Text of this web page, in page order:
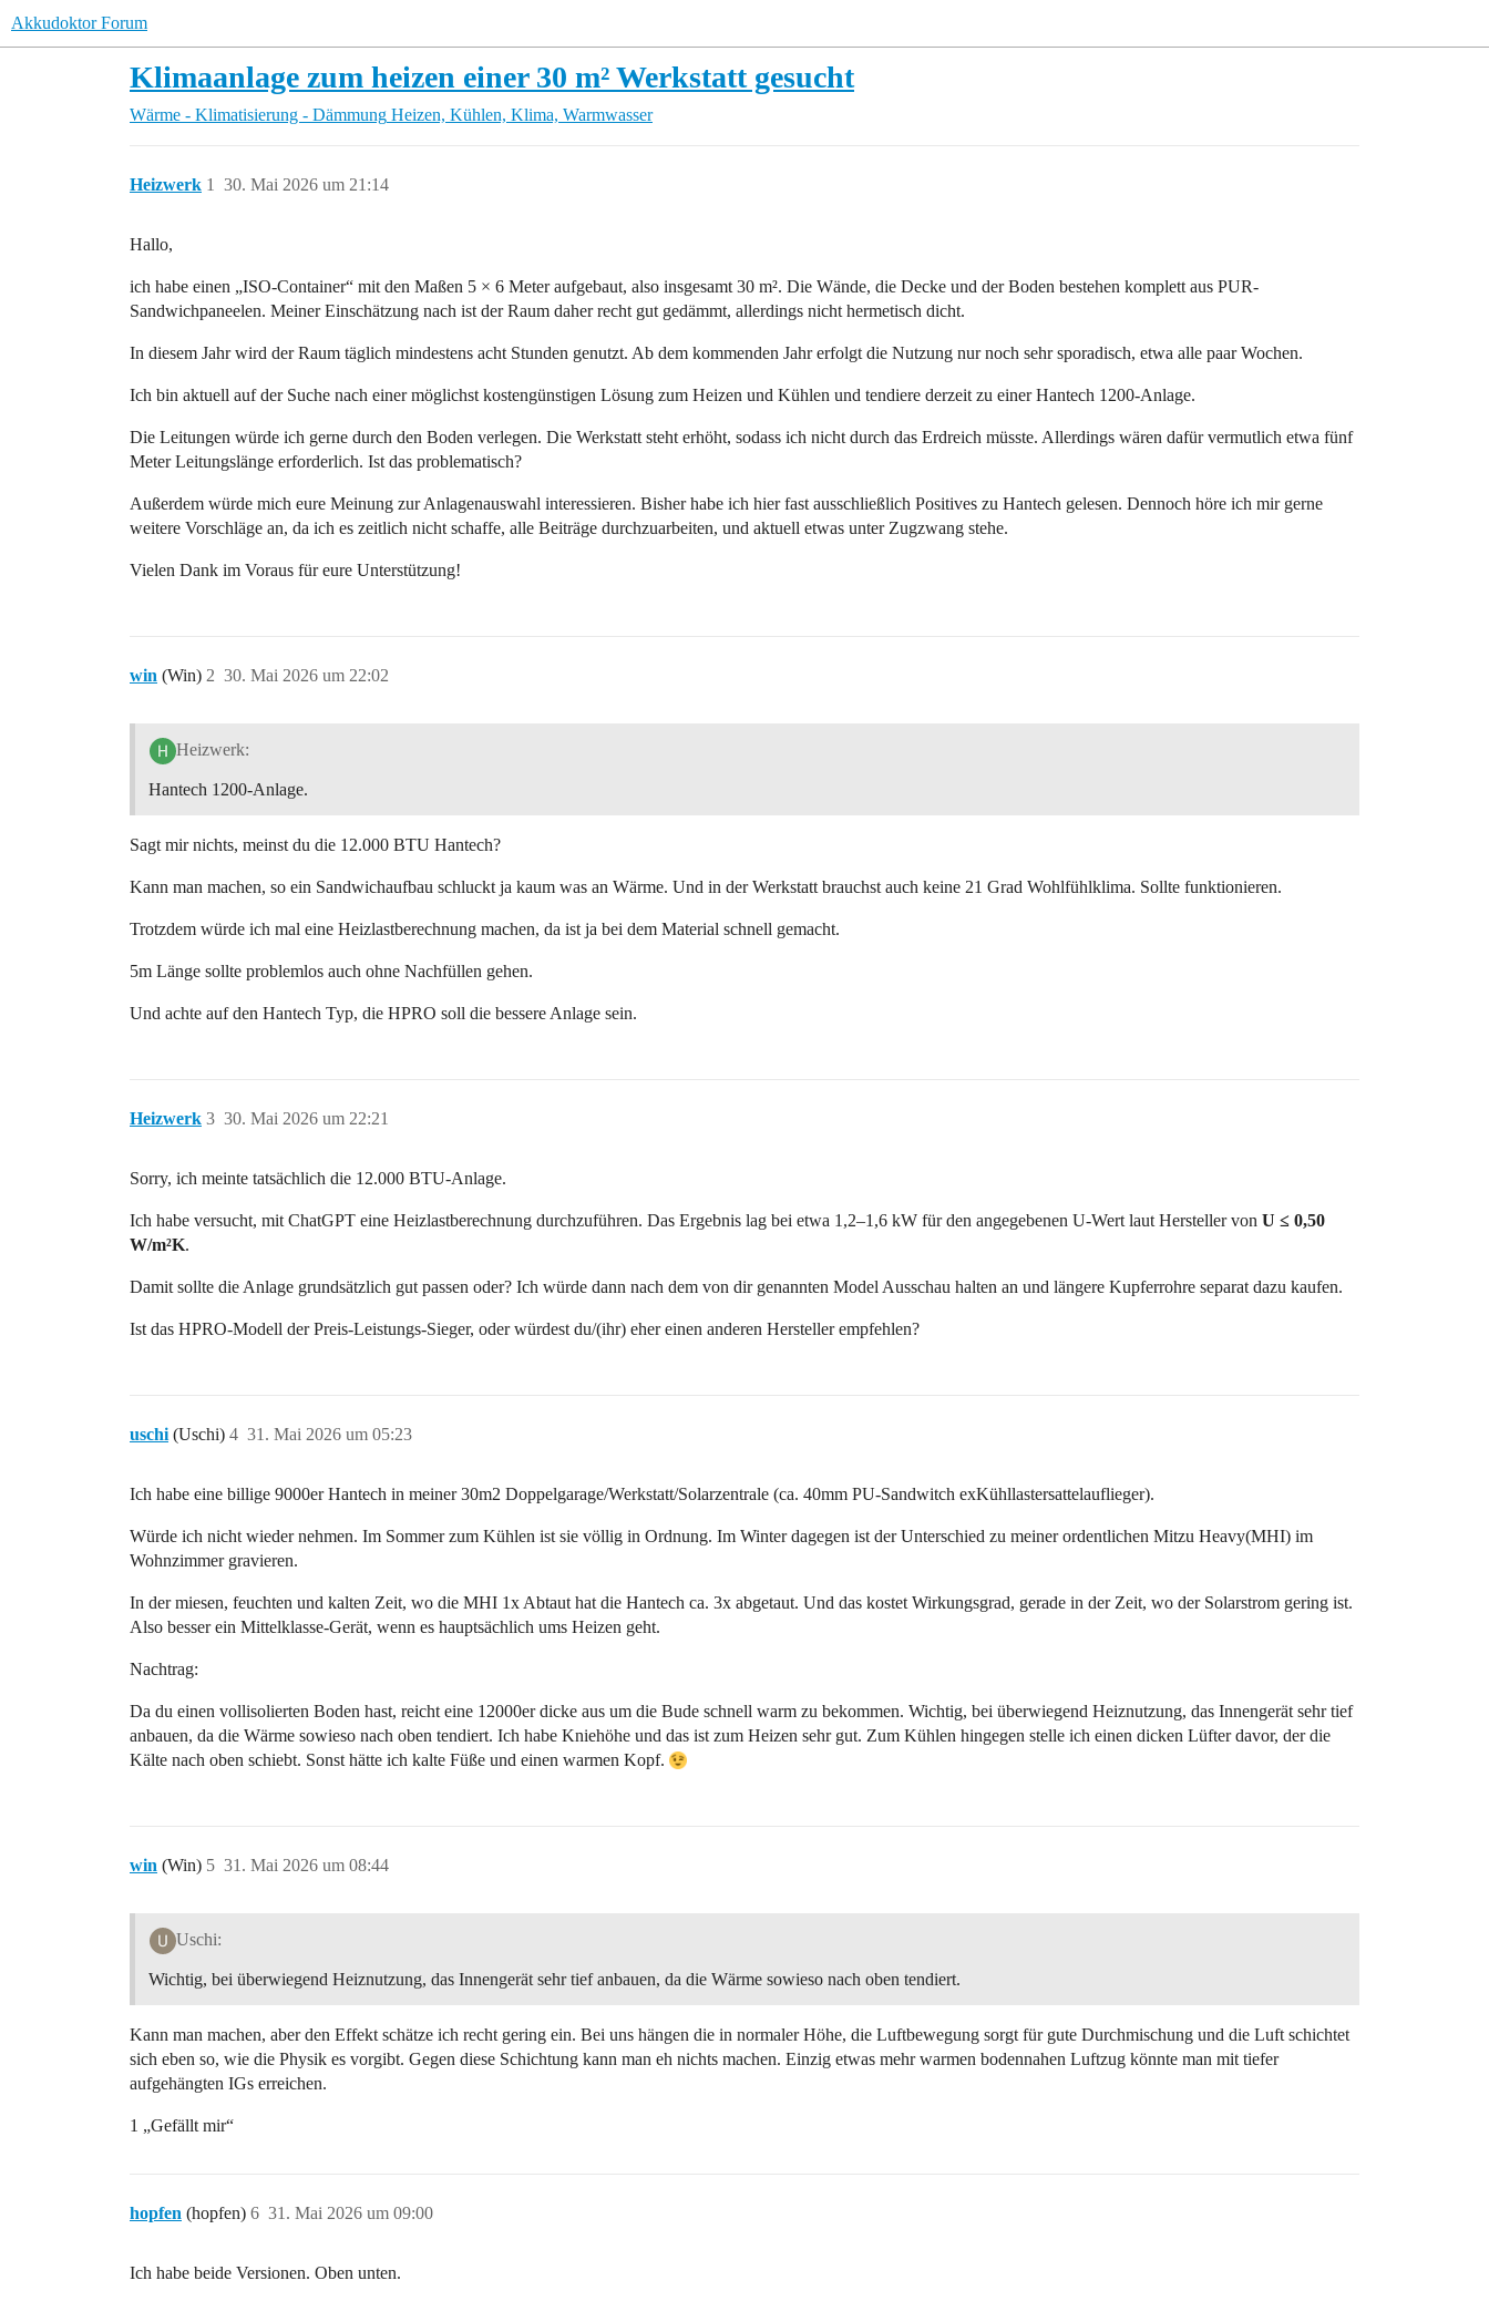
Akkudoktor Forum
Klimaanlage zum heizen einer 30 m² Werkstatt gesucht
Wärme - Klimatisierung - Dämmung Heizen, Kühlen, Klima, Warmwasser
Heizwerk 30. Mai 2026 um 21:14
1
Hallo,
ich habe einen „ISO-Container“ mit den Maßen 5 × 6 Meter aufgebaut, also insgesamt 30 m². Die Wände, die Decke und der Boden bestehen komplett aus PUR-
Sandwichpaneelen. Meiner Einschätzung nach ist der Raum daher recht gut gedämmt, allerdings nicht hermetisch dicht.
In diesem Jahr wird der Raum täglich mindestens acht Stunden genutzt. Ab dem kommenden Jahr erfolgt die Nutzung nur noch sehr sporadisch, etwa alle paar Wochen.
Ich bin aktuell auf der Suche nach einer möglichst kostengünstigen Lösung zum Heizen und Kühlen und tendiere derzeit zu einer Hantech 1200-Anlage.
Die Leitungen würde ich gerne durch den Boden verlegen. Die Werkstatt steht erhöht, sodass ich nicht durch das Erdreich müsste. Allerdings wären dafür vermutlich etwa fünf
Meter Leitungslänge erforderlich. Ist das problematisch?
Außerdem würde mich eure Meinung zur Anlagenauswahl interessieren. Bisher habe ich hier fast ausschließlich Positives zu Hantech gelesen. Dennoch höre ich mir gerne
weitere Vorschläge an, da ich es zeitlich nicht schaffe, alle Beiträge durchzuarbeiten, und aktuell etwas unter Zugzwang stehe.
Vielen Dank im Voraus für eure Unterstützung!
win (Win) 30. Mai 2026 um 22:02
2
Heizwerk:
Hantech 1200-Anlage.
Sagt mir nichts, meinst du die 12.000 BTU Hantech?
Kann man machen, so ein Sandwichaufbau schluckt ja kaum was an Wärme. Und in der Werkstatt brauchst auch keine 21 Grad Wohlfühlklima. Sollte funktionieren.
Trotzdem würde ich mal eine Heizlastberechnung machen, da ist ja bei dem Material schnell gemacht.
5m Länge sollte problemlos auch ohne Nachfüllen gehen.
Und achte auf den Hantech Typ, die HPRO soll die bessere Anlage sein.
Heizwerk 30. Mai 2026 um 22:21
3
Sorry, ich meinte tatsächlich die 12.000 BTU-Anlage.
Ich habe versucht, mit ChatGPT eine Heizlastberechnung durchzuführen. Das Ergebnis lag bei etwa 1,2–1,6 kW für den angegebenen U-Wert laut Hersteller von U ≤ 0,50
W/m²K.
Damit sollte die Anlage grundsätzlich gut passen oder? Ich würde dann nach dem von dir genannten Model Ausschau halten an und längere Kupferrohre separat dazu kaufen.
Ist das HPRO-Modell der Preis-Leistungs-Sieger, oder würdest du/(ihr) eher einen anderen Hersteller empfehlen?
uschi (Uschi) 31. Mai 2026 um 05:23
4
Ich habe eine billige 9000er Hantech in meiner 30m2 Doppelgarage/Werkstatt/Solarzentrale (ca. 40mm PU-Sandwitch exKühllastersattelauflieger).
Würde ich nicht wieder nehmen. Im Sommer zum Kühlen ist sie völlig in Ordnung. Im Winter dagegen ist der Unterschied zu meiner ordentlichen Mitzu Heavy(MHI) im
Wohnzimmer gravieren.
In der miesen, feuchten und kalten Zeit, wo die MHI 1x Abtaut hat die Hantech ca. 3x abgetaut. Und das kostet Wirkungsgrad, gerade in der Zeit, wo der Solarstrom gering ist.
Also besser ein Mittelklasse-Gerät, wenn es hauptsächlich ums Heizen geht.
Nachtrag:
Da du einen vollisolierten Boden hast, reicht eine 12000er dicke aus um die Bude schnell warm zu bekommen. Wichtig, bei überwiegend Heiznutzung, das Innengerät sehr tief
anbauen, da die Wärme sowieso nach oben tendiert. Ich habe Kniehöhe und das ist zum Heizen sehr gut. Zum Kühlen hingegen stelle ich einen dicken Lüfter davor, der die
Kälte nach oben schiebt. Sonst hätte ich kalte Füße und einen warmen Kopf.
win (Win) 31. Mai 2026 um 08:44
5
Uschi:
Wichtig, bei überwiegend Heiznutzung, das Innengerät sehr tief anbauen, da die Wärme sowieso nach oben tendiert.
Kann man machen, aber den Effekt schätze ich recht gering ein. Bei uns hängen die in normaler Höhe, die Luftbewegung sorgt für gute Durchmischung und die Luft schichtet
sich eben so, wie die Physik es vorgibt. Gegen diese Schichtung kann man eh nichts machen. Einzig etwas mehr warmen bodennahen Luftzug könnte man mit tiefer
aufgehängten IGs erreichen.
1 „Gefällt mir“
hopfen (hopfen) 31. Mai 2026 um 09:00
6
Ich habe beide Versionen. Oben unten.